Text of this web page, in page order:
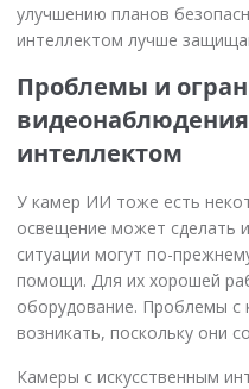
улучшению планов
интеллектом лучше
Проблемы и
интеллектом
У камер ИИ тоже есть
освещение может сделать
ситуации могут по-
помощи. Для их хорошей
оборудование. Проблемы с
возникать, поскольку они
Камеры с искусственным